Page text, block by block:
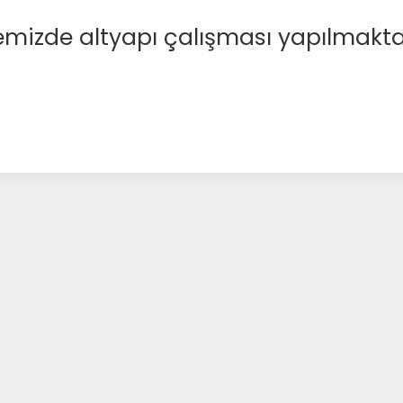
altyapı çalışması